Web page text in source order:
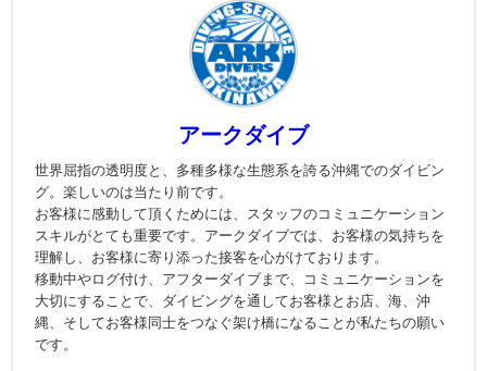
アークダイブ
世界屈指の透明度と、多種多様な生態系を誇る沖縄でのダイビン
グ。楽しいのは当たり前です。
お客様に感動して頂くためには、スタッフのコミュニケーション
スキルがとても重要です。アークダイブでは、お客様の気持ちを
理解し、お客様に寄り添った接客を心がけております。
移動中やログ付け、アフターダイブまで、コミュニケーションを
大切にすることで、ダイビングを通してお客様とお店、海、沖
縄、そしてお客様同士をつなぐ架け橋になることが私たちの願い
です。